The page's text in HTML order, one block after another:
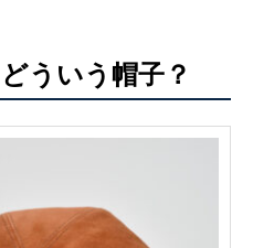
ういう帽子？